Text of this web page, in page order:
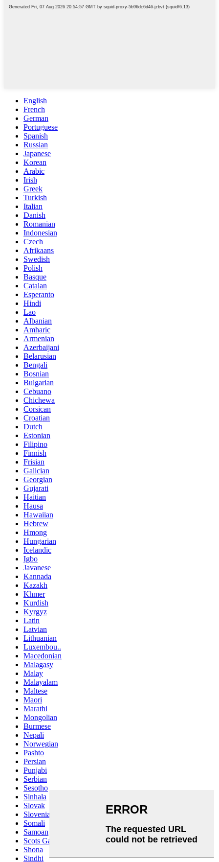
English
French
German
Portuguese
Spanish
Russian
Japanese
Korean
Arabic
Irish
Greek
Turkish
Italian
Danish
Romanian
Indonesian
Czech
Afrikaans
Swedish
Polish
Basque
Catalan
Esperanto
Hindi
Lao
Albanian
Amharic
Armenian
Azerbaijani
Belarusian
Bengali
Bosnian
Bulgarian
Cebuano
Chichewa
Corsican
Croatian
Dutch
Estonian
Filipino
Finnish
Frisian
Galician
Georgian
Gujarati
Haitian
Hausa
Hawaiian
Hebrew
Hmong
Hungarian
Icelandic
Igbo
Javanese
Kannada
Kazakh
Khmer
Kurdish
Kyrgyz
Latin
Latvian
Lithuanian
Luxembou..
Macedonian
Malagasy
Malay
Malayalam
Maltese
Maori
Marathi
Mongolian
Burmese
Nepali
Norwegian
Pashto
Persian
Punjabi
Serbian
Sesotho
Sinhala
Slovak
Slovenian
Somali
Samoan
Scots Gaelic
Shona
Sindhi